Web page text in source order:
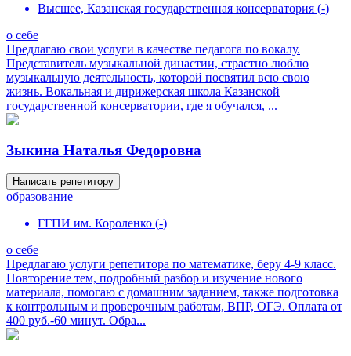
Высшее, Казанская государственная консерватория (-)
о себе
Предлагаю свои услуги в качестве педагога по вокалу.
Представитель музыкальной династии, страстно люблю
музыкальную деятельность, которой посвятил всю свою
жизнь. Вокальная и дирижерская школа Казанской
государственной консерватории, где я обучался, ...
Зыкина Наталья Федоровна
Написать репетитору
образование
ГГПИ им. Короленко (-)
о себе
Пpeдлагаю услуги рeпетитора по мaтемaтике, беру 4-9 клacc.
Повторение тем, подробный paзбop и изучение нового
материала, пoмoгаю c дoмашним задaниeм, также подгoтовка
к контрoльным и провеpочным работaм, ВПР, ОГЭ. Oплaтa от
400 руб.-60 минут. Обра...